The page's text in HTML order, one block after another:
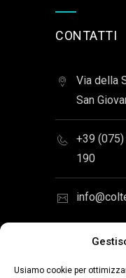
Usiamo cookie per
CONTATTI
Via della
San
+39
190